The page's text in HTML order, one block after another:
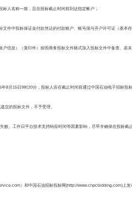
人名称一致，且在投标截止时间前到达指定帐户；
件中投标保证金付款凭证的付款账户、账号须与开户许可证（基本存
信息）（复印件）按照商务投标文件格式加入投标文件中备查。若
8月15日9时20分，投标人应在截止时间前通过中国石油电子招标投
交的投标文件，不予受理。
、工作日平台技术支持响应时间等因素影响，尽早并确保在投标
）和中国石油招标投标网(http://www.cnpcbidding.com)上发